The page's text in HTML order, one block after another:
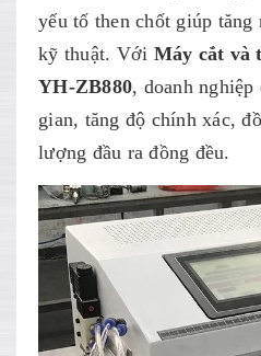
yếu tố then chốt giúp tăng
kỹ thuật. Với Máy cắt và
YH-ZB880, doanh
gian, tăng độ chính xác,
lượng đầu ra đồng đều.